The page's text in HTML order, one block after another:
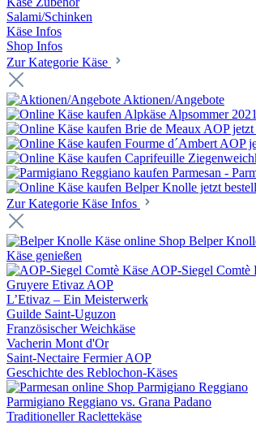
Salami/Schinken
Käse Infos
Shop Infos
Zur Kategorie Käse
Aktionen/Angebote
Parmesan -
Zur Kategorie Käse Infos
Belper
Käse genießen
AOP-Siegel Comtè
Gruyere Etivaz AOP
L’Etivaz – Ein Meisterwerk
Guilde Saint-Uguzon
Französischer Weichkäse
Vacherin Mont d'Or
Saint-Nectaire Fermier AOP
Geschichte des Reblochon-Käses
Parmigiano Reggiano
Parmigiano Reggiano vs. Grana Padano
Traditioneller Raclettekäse